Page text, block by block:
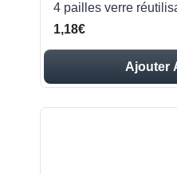
4 pailles verre
1,18€
Ajouter